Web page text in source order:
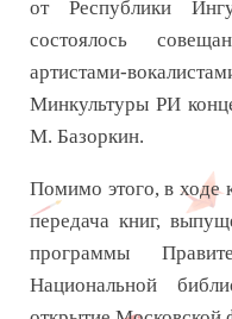
от Республики
состоялось
артистами-
Минкультуры РИ
М. Базоркин.
Помимо этого, в ходе
передача книг,
программы
Национальной